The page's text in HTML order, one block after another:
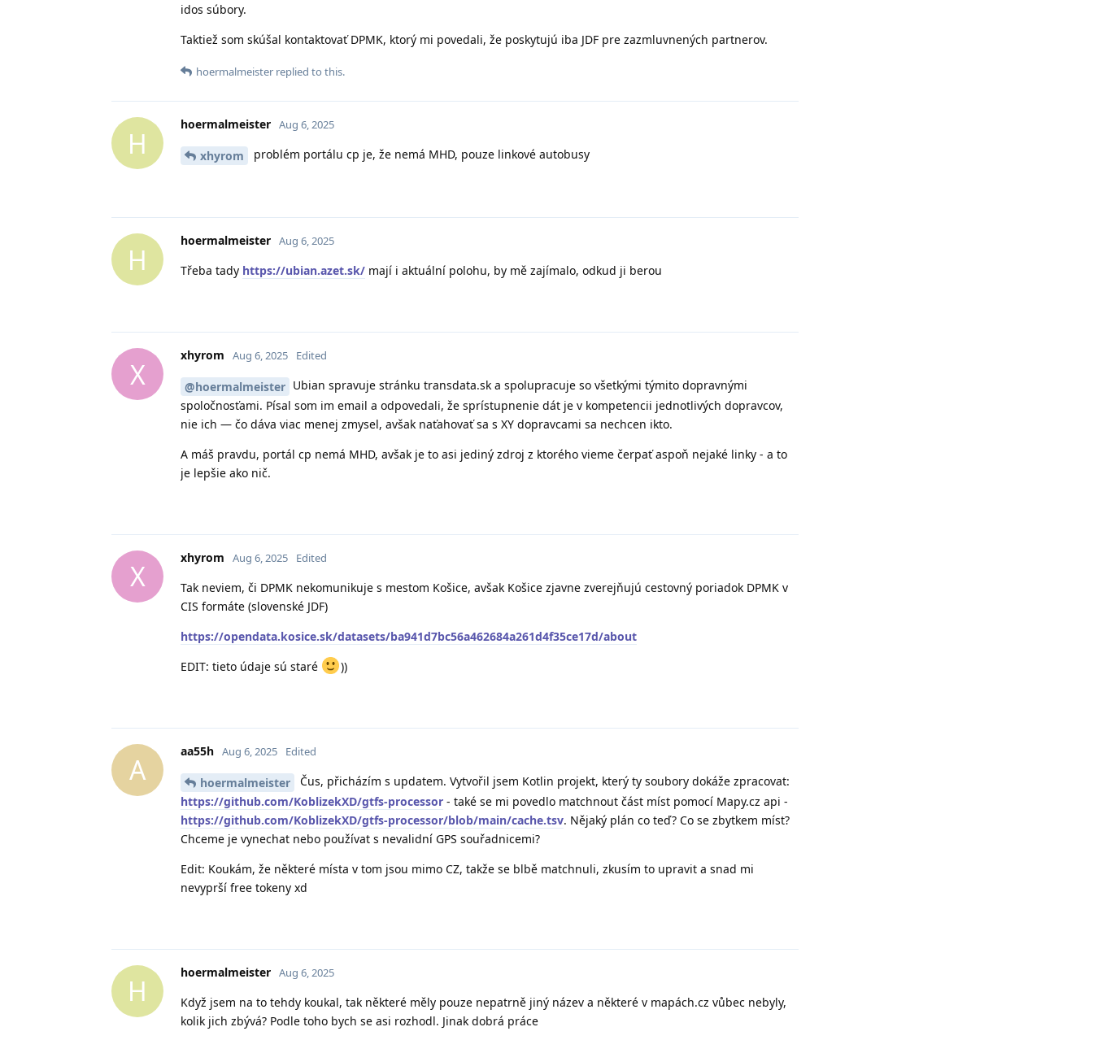
idos súbory.
Taktiež som skúšal kontaktovať DPMK, ktorý mi povedali, že poskytujú iba JDF pre zazmluvnených partnerov.
hoermalmeister replied to this.
H
hoermalmeister Aug 6, 2025
xhyrom problém portálu cp je, že nemá MHD, pouze linkové autobusy
H
hoermalmeister Aug 6, 2025
Třeba tady https://ubian.azet.sk/ mají i aktuální polohu, by mě zajímalo, odkud ji berou
X
xhyrom Aug 6, 2025 Edited
@hoermalmeister Ubian spravuje stránku transdata.sk a spolupracuje so všetkými týmito dopravnými
spoločnosťami. Písal som im email a odpovedali, že sprístupnenie dát je v kompetencii jednotlivých dopravcov,
nie ich — čo dáva viac menej zmysel, avšak naťahovať sa s XY dopravcami sa nechcen ikto.
A máš pravdu, portál cp nemá MHD, avšak je to asi jediný zdroj z ktorého vieme čerpať aspoň nejaké linky - a to
je lepšie ako nič.
X
xhyrom Aug 6, 2025 Edited
Tak neviem, či DPMK nekomunikuje s mestom Košice, avšak Košice zjavne zverejňujú cestovný poriadok DPMK v
CIS formáte (slovenské JDF)
https://opendata.kosice.sk/datasets/ba941d7bc56a462684a261d4f35ce17d/about
EDIT: tieto údaje sú staré
))
A
aa55h Aug 6, 2025 Edited
hoermalmeister
Čus, přicházím s updatem. Vytvořil jsem Kotlin projekt, který ty soubory dokáže zpracovat:
https://github.com/KoblizekXD/gtfs-processor - také se mi povedlo matchnout část míst pomocí Mapy.cz api -
https://github.com/KoblizekXD/gtfs-processor/blob/main/cache.tsv. Nějaký plán co teď? Co se zbytkem míst?
Chceme je vynechat nebo používat s nevalidní GPS souřadnicemi?
Edit: Koukám, že některé místa v tom jsou mimo CZ, takže se blbě matchnuli, zkusím to upravit a snad mi
nevyprší free tokeny xd
H
hoermalmeister Aug 6, 2025
Když jsem na to tehdy koukal, tak některé měly pouze nepatrně jiný název a některé v mapách.cz vůbec nebyly,
kolik jich zbývá? Podle toho bych se asi rozhodl. Jinak dobrá práce